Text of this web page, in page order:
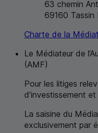
63 chemin
69160 Tassin
Charte de la
Le Médiateur de
(AMF)
Pour les litiges
d’investissement
La saisine du
exclusivement par